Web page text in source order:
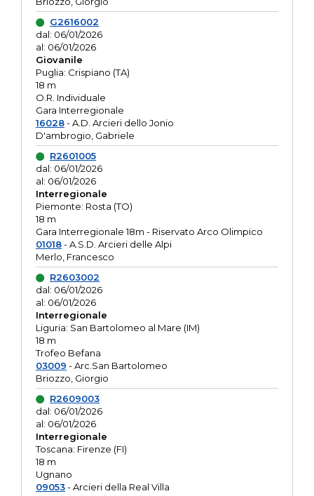
G2616002
dal: 06/01/2026
al: 06/01/2026
Giovanile
Puglia: Crispiano (TA)
18 m
O.R. Individuale
Gara Interregionale
16028- A.D. Arcieri dello Jonio
D'ambrogio, Gabriele
R2601005
dal: 06/01/2026
al: 06/01/2026
Interregionale
Piemonte: Rosta (TO)
18 m
Gara Interregionale 18m - Riservato Arco Olimpico
01018- A.S.D. Arcieri delle Alpi
Merlo, Francesco
R2603002
dal: 06/01/2026
al: 06/01/2026
Interregionale
Liguria: San Bartolomeo al Mare (IM)
18 m
Trofeo Befana
03009 - Arc.San Bartolomeo
Briozzo, Giorgio
R2609003
dal: 06/01/2026
al: 06/01/2026
Interregionale
Toscana: Firenze (FI)
18 m
Ugnano
09053- Arcieri della Real Villa